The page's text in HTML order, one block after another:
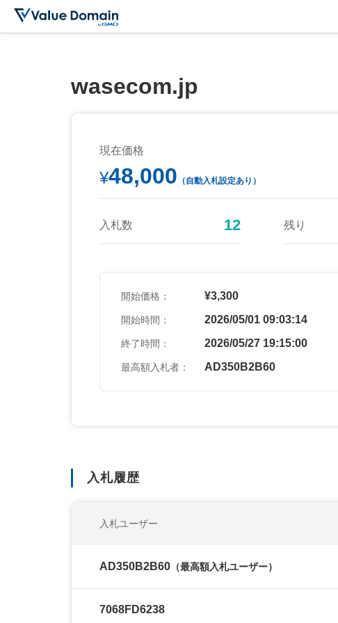
wasecom.jp
現在価格
¥48,000 （自動入札設定あり）
入札数 12 残り
開始価格： ¥3,300
開始時間： 2026/05/01 09:03:14
終了時間： 2026/05/27 19:15:00
最高額入札者： AD350B2B60
入札履歴
入札ユーザー
AD350B2B60 （最高額入札ユーザー）
7068FD6238